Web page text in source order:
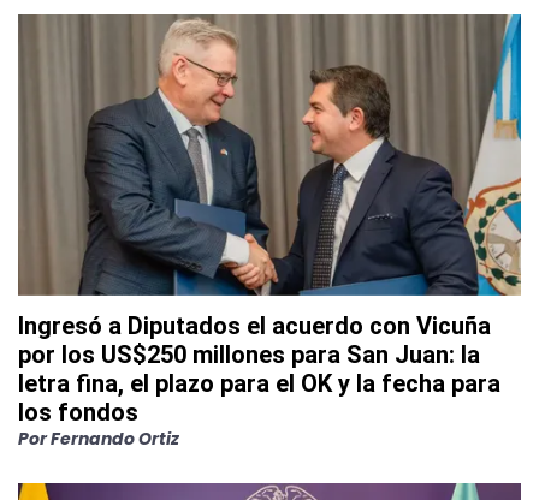
Ingresó a Diputados el acuerdo con Vicuña
por los US$250 millones para San Juan: la
letra fina, el plazo para el OK y la fecha para
los fondos
PorFernando Ortiz